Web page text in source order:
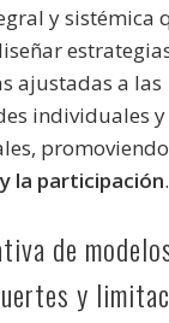
y sistémica
ajustadas a las
individuales y
la participación.
de
y